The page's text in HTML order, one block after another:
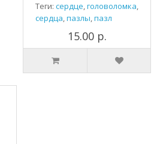
Теги: сердце,головоломка,
сердца,пазлы,пазл
15.00 р.